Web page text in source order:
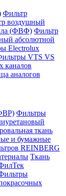
Фильтр
воздушный
(ФВФ) Фильтр
абсолютной
Electrolux
VTS VS
каналов
аналогов
Фильтры
ткань
и бумажные
REINBERG
Ткань